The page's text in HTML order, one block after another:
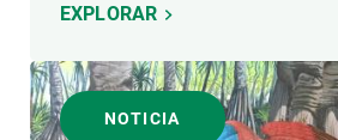
EXPLORAR
NOTICIA